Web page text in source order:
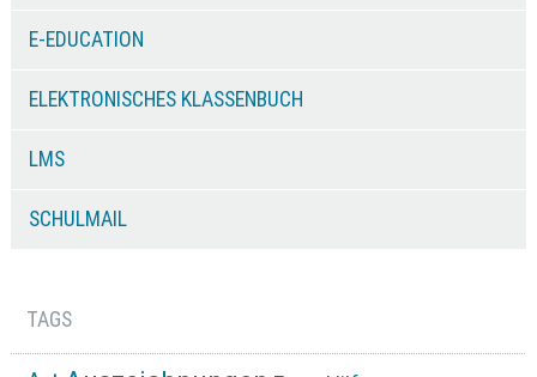
E-EDUCATION
ELEKTRONISCHES KLASSENBUCH
LMS
SCHULMAIL
TAGS